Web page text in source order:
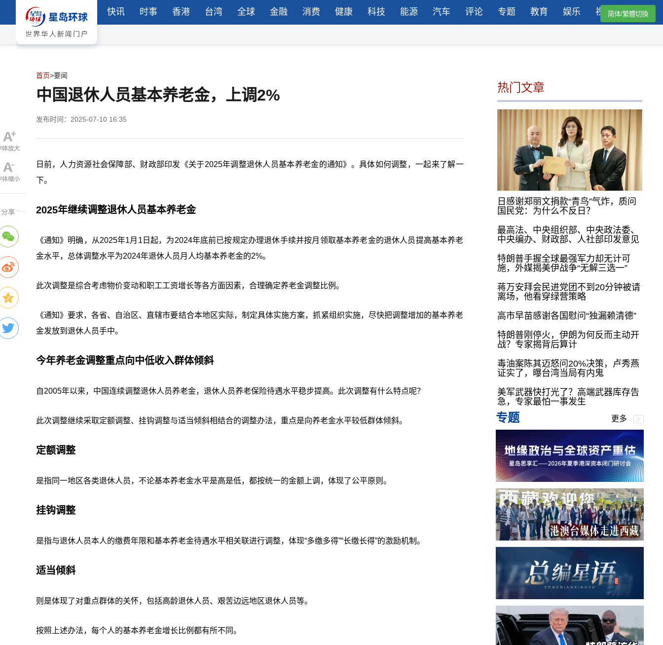
快讯 时事 香港 台湾 全球 金融 消费 健康 科技 能源 汽车 评论 专题 教育 娱乐 视频简体/繁體切換
首页>要闻
中国退休人员基本养老金，上调2%
发布时间：2025-07-10 16:35
日前，人力资源社会保障部、财政部印发《关于2025年调整退休人员基本养老金的通知》。具体如何调整，一起来了解一
下。
2025年继续调整退休人员基本养老金
《通知》明确，从2025年1月1日起，为2024年底前已按规定办理退休手续并按月领取基本养老金的退休人员提高基本养老
金水平，总体调整水平为2024年退休人员月人均基本养老金的2%。
此次调整是综合考虑物价变动和职工工资增长等各方面因素，合理确定养老金调整比例。
《通知》要求，各省、自治区、直辖市要结合本地区实际，制定具体实施方案，抓紧组织实施，尽快把调整增加的基本养老
金发放到退休人员手中。
今年养老金调整重点向中低收入群体倾斜
自2005年以来，中国连续调整退休人员养老金，退休人员养老保险待遇水平稳步提高。此次调整有什么特点呢？
此次调整继续采取定额调整、挂钩调整与适当倾斜相结合的调整办法，重点是向养老金水平较低群体倾斜。
定额调整
是指同一地区各类退休人员，不论基本养老金水平是高是低，都按统一的金额上调，体现了公平原则。
挂钩调整
是指与退休人员本人的缴费年限和基本养老金待遇水平相关联进行调整，体现“多缴多得”“长缴长得”的激励机制。
适当倾斜
则是体现了对重点群体的关怀，包括高龄退休人员、艰苦边远地区退休人员等。
按照上述办法，每个人的基本养老金增长比例都有所不同。
热门文章
日感谢郑丽文捐款“青鸟”气炸，质问
国民党：为什么不反日？
最高法、中央组织部、中央政法委、
中央编办、财政部、人社部印发意见
特朗普手握全球最强军力却无计可
施，外媒揭美伊战争“无解三选一”
蒋万安拜会民进党团不到20分钟被请
离场，他看穿绿营策略
高市早苗感谢各国慰问“独漏赖清德”
特朗普刚停火，伊朗为何反而主动开
战？专家揭背后算计
毒油案陈其迈怒问20%决策，卢秀燕
证实了，曝台湾当局有内鬼
美军武器快打光了？高端武器库存告
急，专家最怕一事发生
专题 更多